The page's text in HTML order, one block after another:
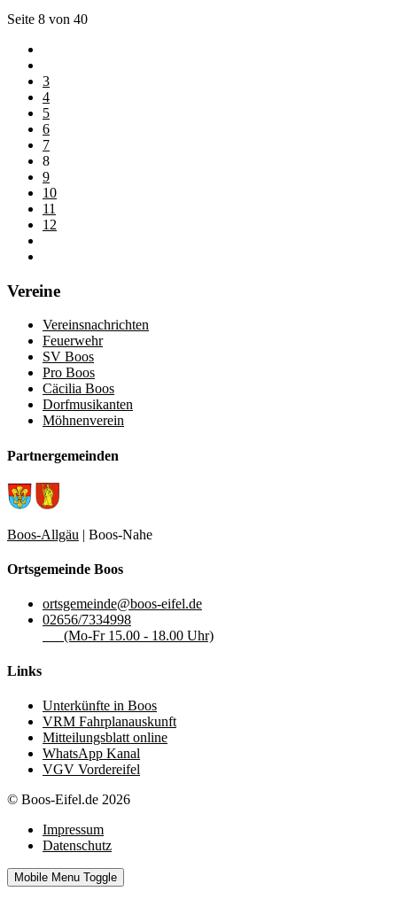
Seite 8 von 40
3
4
5
6
7
8
9
10
11
12
Vereine
Vereinsnachrichten
Feuerwehr
SV Boos
Pro Boos
Cäcilia Boos
Dorfmusikanten
Möhnenverein
Partnergemeinden
Boos-Allgäu | Boos-Nahe
Ortsgemeinde Boos
ortsgemeinde@boos-eifel.de
02656/7334998
(Mo-Fr 15.00 - 18.00 Uhr)
Links
Unterkünfte in Boos
VRM Fahrplanauskunft
Mitteilungsblatt online
WhatsApp Kanal
VGV Vordereifel
© Boos-Eifel.de 2026
Impressum
Datenschutz
Mobile Menu Toggle